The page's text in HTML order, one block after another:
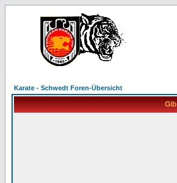
Karate - Schwedt Foren-Übersicht